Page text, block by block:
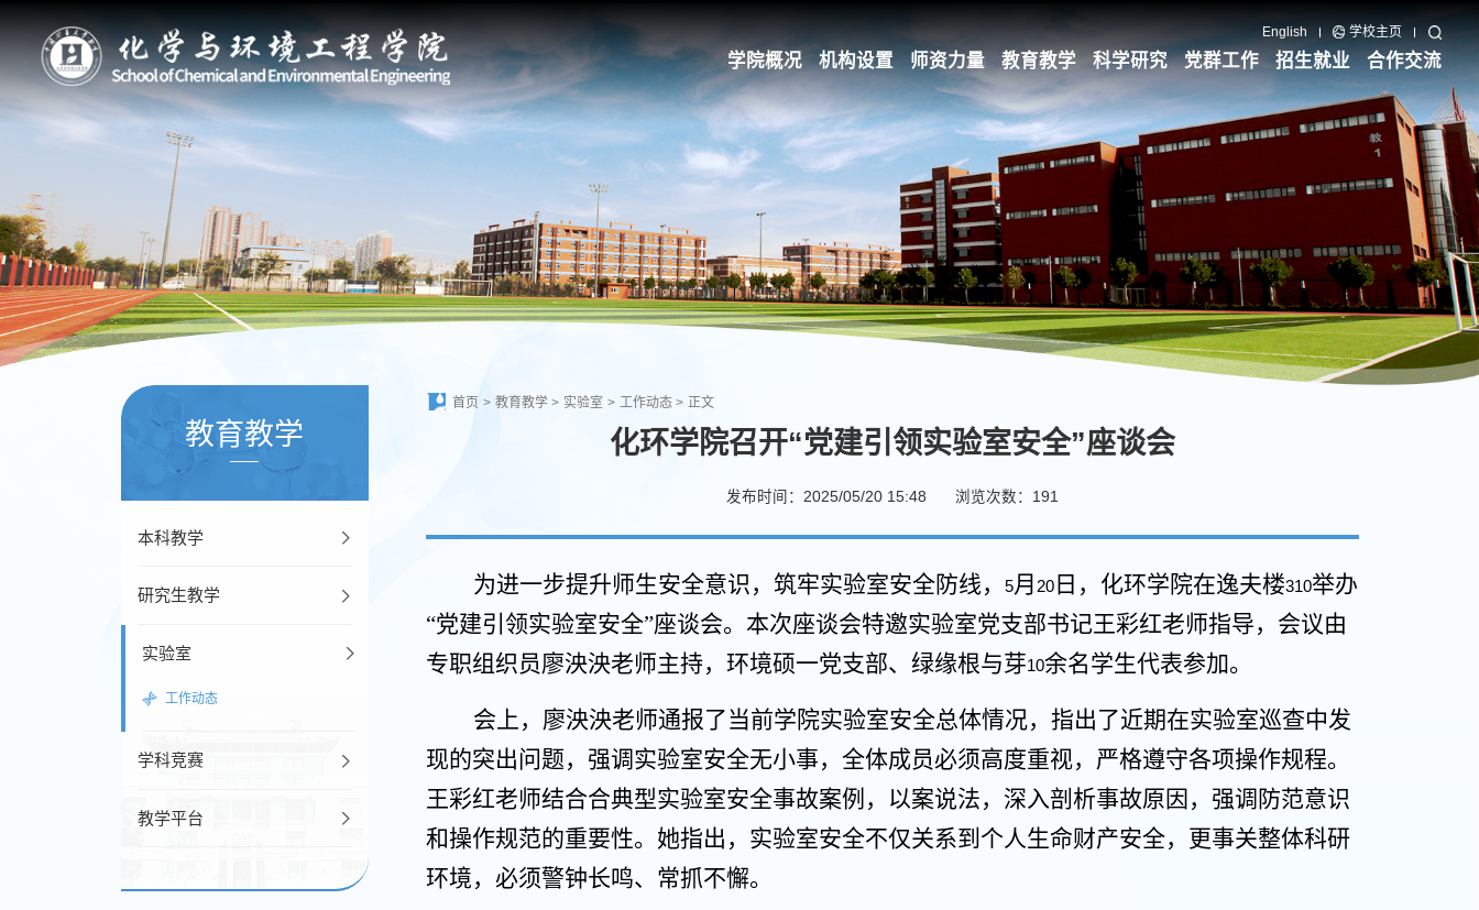
English 学校主页
学院概况 机构设置 师资力量 教育教学 科学研究 党群工作 招生就业 合作交流
教育教学
本科教学
研究生教学
实验室
工作动态
学科竞赛
教学平台
首页 > 教育教学 > 实验室 > 工作动态 > 正文
化环学院召开“党建引领实验室安全”座谈会
发布时间：2025/05/20 15:48 浏览次数： 191
为进一步提升师生安全意识，筑牢实验室安全防线， 5月 20 日，化环学院在逸夫楼310举办
“党建引领实验室安全”座谈会。本次座谈会特邀实验室党支部书记王彩红老师指导，会议由
专职组织员廖泱泱老师主持，环境硕一党支部、绿缘根与芽10余名学生代表参加。
会上，廖泱泱老师通报了当前学院实验室安全总体情况，指出了近期在实验室巡查中发
现的突出问题，强调实验室安全无小事，全体成员必须高度重视，严格遵守各项操作规程。
王彩红老师结合合典型实验室安全事故案例，以案说法，深入剖析事故原因，强调防范意识
和操作规范的重要性。她指出，实验室安全不仅关系到个人生命财产安全，更事关整体科研
环境，必须警钟长鸣、常抓不懈。